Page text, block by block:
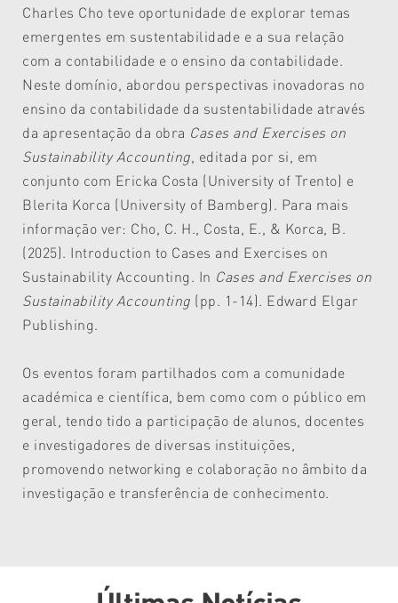
Charles Cho teve oportunidade de explorar temas
emergentes em sustentabilidade e a sua relação
com a contabilidade e o ensino da contabilidade.
Neste domínio, abordou perspectivas inovadoras no
ensino da contabilidade da sustentabilidade através
da apresentação da obra Cases and Exercises on
Sustainability Accounting , editada por si, em
conjunto com Ericka Costa (University of Trento) e
Blerita Korca (University of Bamberg). Para mais
informação ver: Cho, C. H., Costa, E., & Korca, B.
(2025). Introduction to Cases and Exercises on
Sustainability Accounting. In Cases and Exercises on
Sustainability Accounting (pp. 1-14). Edward Elgar
Publishing.
Os eventos foram partilhados com a comunidade
académica e científica, bem como com o público em
geral, tendo tido a participação de alunos, docentes
e investigadores de diversas instituições,
promovendo networking e colaboração no âmbito da
investigação e transferência de conhecimento.